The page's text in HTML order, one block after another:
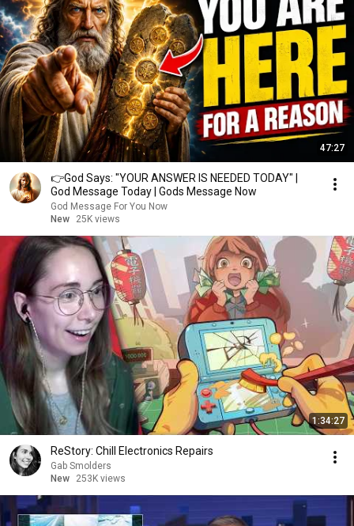
47:27
👉God Says: "YOUR ANSWER IS NEEDED TODAY" |
God Message Today | Gods Message Now
God Message For You Now
New
25K views
1:34:27
ReStory: Chill Electronics Repairs
Gab Smolders
New
253K views